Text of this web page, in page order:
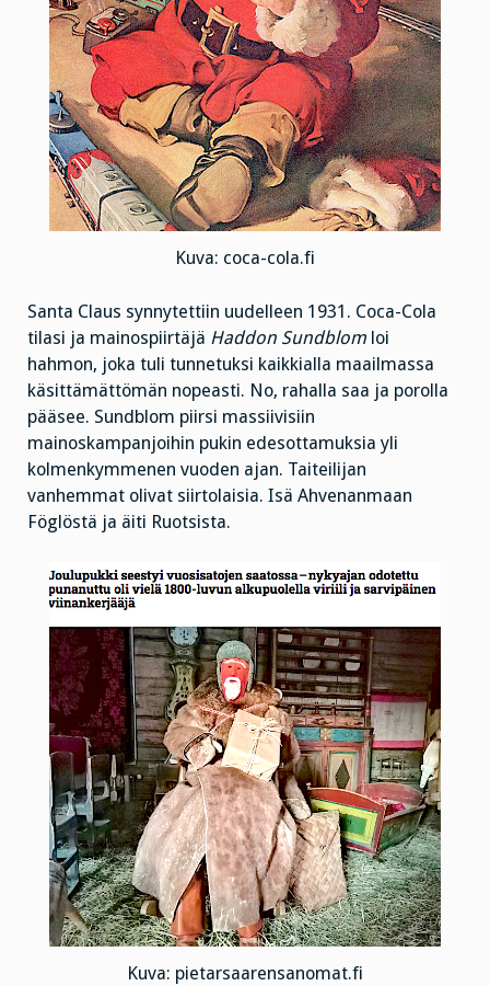
Kuva: coca-cola.fi
Santa Claus synnytettiin uudelleen 1931. Coca-Cola
tilasi ja mainospiirtäjä Haddon Sundblom loi
hahmon, joka tuli tunnetuksi kaikkialla maailmassa
käsittämättömän nopeasti. No, rahalla saa ja porolla
pääsee. Sundblom piirsi massiivisiin
mainoskampanjoihin pukin edesottamuksia yli
kolmenkymmenen vuoden ajan. Taiteilijan
vanhemmat olivat siirtolaisia. Isä Ahvenanmaan
Föglöstä ja äiti Ruotsista.
Kuva: pietarsaarensanomat.fi